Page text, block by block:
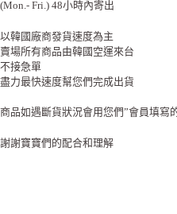
(Mon.- Fri.) 48小時內寄出
以韓國廠商發貨速度為主
賣場所有商品由韓國空運來台
不接急單
盡力最快速度幫您們完成出貨
商品如遇斷貨狀況會用您們”會員填寫
謝謝寶寶們的配合和理解